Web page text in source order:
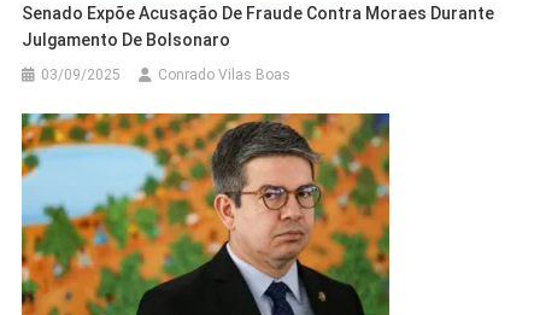
Senado Expõe Acusação De Fraude Contra Moraes Durante
Julgamento De Bolsonaro
03/09/2025 Conrado Vilas Boas